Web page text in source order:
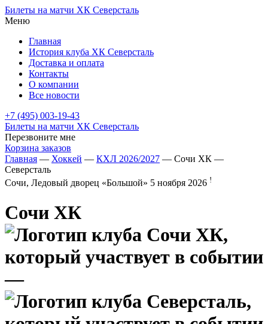
Билеты на матчи ХК Северсталь
Меню
Главная
История клуба ХК Северсталь
Доставка и оплата
Контакты
О компании
Все новости
+7 (495) 003-19-43
Билеты на матчи ХК Северсталь
Перезвоните мне
Корзина заказов
Главная — Хоккей — КХЛ 2026/2027 — Сочи ХК —
Северсталь
Сочи, Ледовый дворец «Большой» 5 ноября 2026 !
Сочи ХК
—